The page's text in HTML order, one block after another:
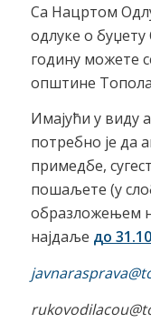
Са Нацртом
одлуке о
годину можете
општине Топола
Имајући у виду
потребно је да
примедбе,
пошаљете (у
образложењем
најдаље до
rukovodilacou